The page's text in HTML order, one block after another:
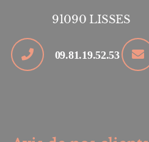
91090 LISSES
09.81.19.52.53